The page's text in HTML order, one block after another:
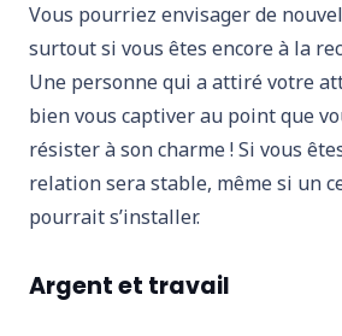
Vous pourriez envisager de
surtout si vous êtes encore à la
Une personne qui a attiré votre
bien vous captiver au point que
résister à son charme ! Si vous
relation sera stable, même si un
pourrait s’installer.
Argent et travail